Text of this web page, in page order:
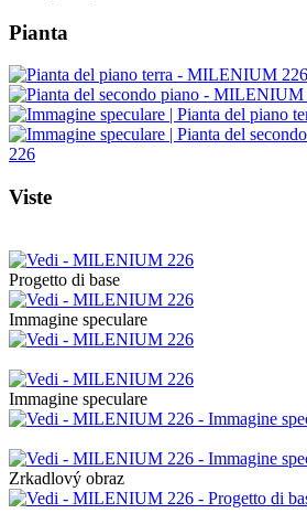
Pianta
Viste
Progetto di base
Immagine speculare
Immagine speculare
Zrkadlový obraz